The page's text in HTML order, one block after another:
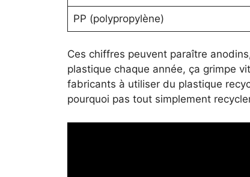
PP (polypropylène)
Ces chiffres peuvent paraître
plastique chaque année, ça grimpe
fabricants à utiliser du plastique
pourquoi pas tout simplement